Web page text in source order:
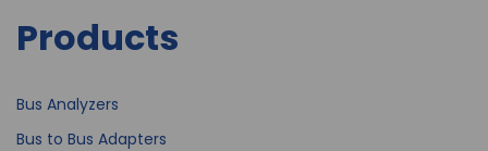
Products
Bus Analyzers
Bus to Bus Adapters